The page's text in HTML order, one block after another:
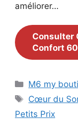
améliorer…
Consulter
Confort
Catégories
M6 my
Étiquettes
Cœur du
Petits Prix